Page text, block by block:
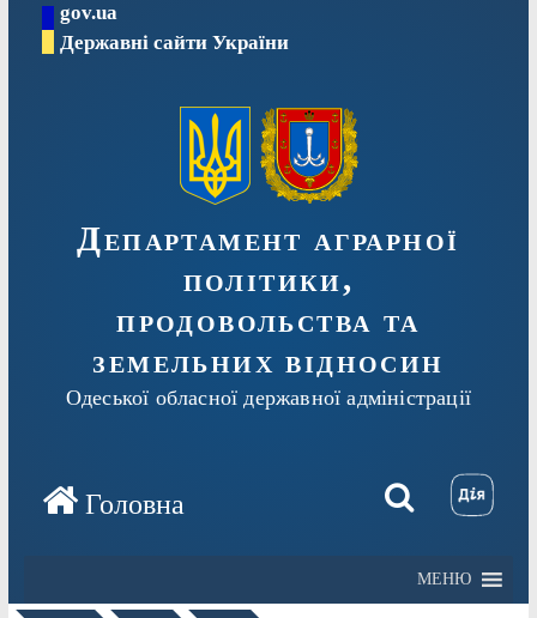
Перейтиgov.ua
Державні сайти України
Департамент аграрної
політики,
продовольства та
земельних відносин
Одеської обласної державної адміністрації
МЕНЮ